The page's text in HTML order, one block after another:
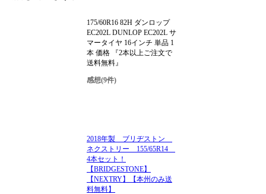
175/60R16 82H ダンロップ
EC202L DUNLOP EC202L サ
マータイヤ 16インチ 単品 1
本 価格 『2本以上ご注文で
送料無料』
感想(9件)
2018年製 ブリヂストン
ネクストリー 155/65R14
4本セット！
【BRIDGESTONE】
【NEXTRY】【本州のみ送
料無料】